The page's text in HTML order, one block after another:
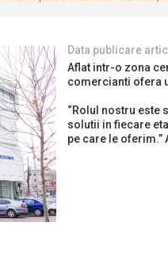
Data publicare
Aflat intr-o zona
comercianti ofera
“Rolul nostru este
solutii in fiecare
pe care le oferim.”